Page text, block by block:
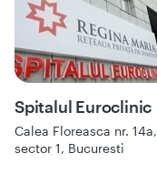
Spitalul Euroclinic
Calea Floreasca nr. 14a,
sector 1, Bucuresti